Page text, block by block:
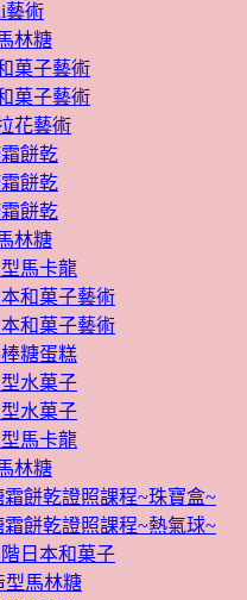
藝術
林糖
菓子藝術
菓子藝術
花藝術
霜餅乾
霜餅乾
霜餅乾
林糖
型馬卡龍
本和菓子藝術
本和菓子藝術
棒糖蛋糕
型水菓子
型水菓子
型馬卡龍
林糖
霜餅乾證照課程~珠寶盒~
霜餅乾證照課程~熱氣球~
階日本和菓子
型馬林糖